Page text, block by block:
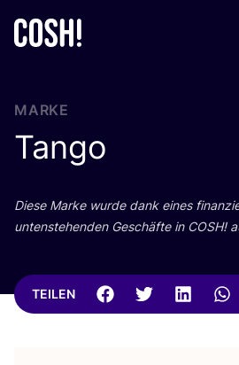
MARKE
Tango
Die­se Mar­ke wur­de dank eines
unten­ste­hen­den Geschäf­te in COSH!
TEILEN